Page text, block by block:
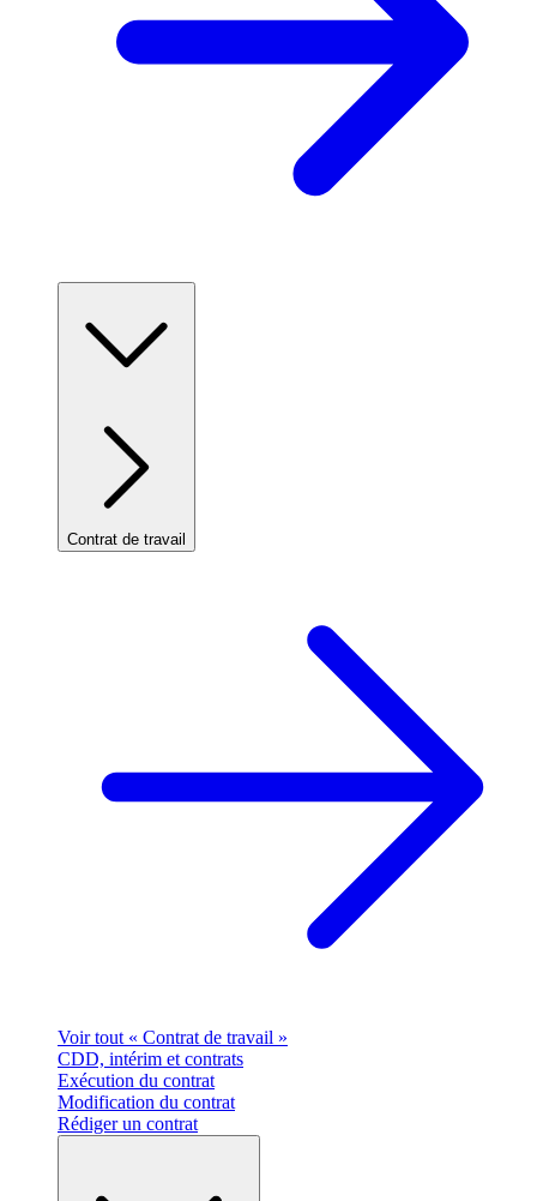
Contrat de travail
Voir tout « Contrat de travail »
CDD, intérim et contrats
Exécution du contrat
Modification du contrat
Rédiger un contrat